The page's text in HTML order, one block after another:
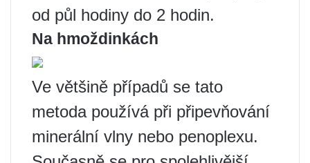
od půl hodiny do 2 hodin.
Na hmoždinkách
Ve většině případů se tato
metoda používá při připevňování
minerální vlny nebo penoplexu.